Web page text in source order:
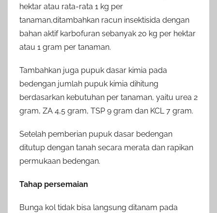
hektar atau rata-rata 1 kg per
tanaman,ditambahkan racun insektisida dengan
bahan aktif karbofuran sebanyak 20 kg per hektar
atau 1 gram per tanaman.
Tambahkan juga pupuk dasar kimia pada
bedengan jumlah pupuk kimia dihitung
berdasarkan kebutuhan per tanaman, yaitu urea 2
gram, ZA 4,5 gram, TSP 9 gram dan KCL 7 gram.
Setelah pemberian pupuk dasar bedengan
ditutup dengan tanah secara merata dan rapikan
permukaan bedengan.
Tahap persemaian
Bunga kol tidak bisa langsung ditanam pada